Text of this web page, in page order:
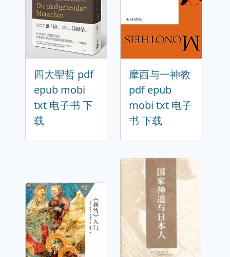
四大聖哲 pdf
epub mobi
txt 电子书 下
载
摩西与一神教
pdf epub
mobi txt 电子
书 下载